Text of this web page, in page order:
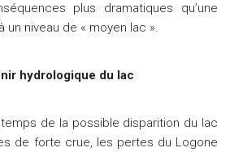
plus dramatiques qu’une
un niveau de « moyen lac ».
hydrologique du lac
de la possible disparition du lac
de forte crue, les pertes du Logone